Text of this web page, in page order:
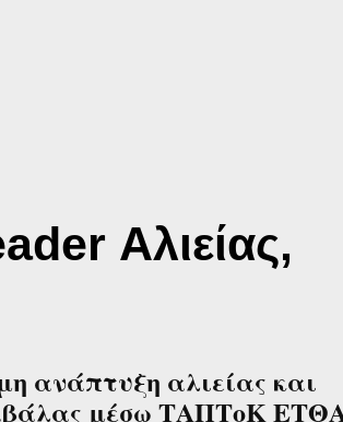
Αλιείας,
ανάπτυξη αλιείας και
μέσω ΤΑΠΤοΚ